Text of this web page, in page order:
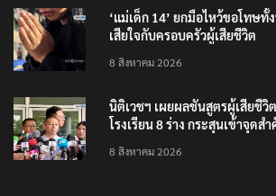
‘แม่เด็ก 14’ ยกมือไหว้ขอโทษทั้
เสียใจกับครอบครัวผู้เสียชีวิต
8 สิงหาคม 2026
นิติเวชฯ เผยผลชันสูตรผู้เสียชีวิ
โรงเรียน 8 ร่าง กระสุนเข้าจุด
8 สิงหาคม 2026